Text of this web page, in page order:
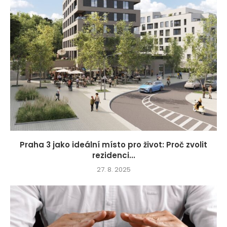
Praha 3 jako ideální místo pro život: Proč zvolit
rezidenci...
27. 8. 2025